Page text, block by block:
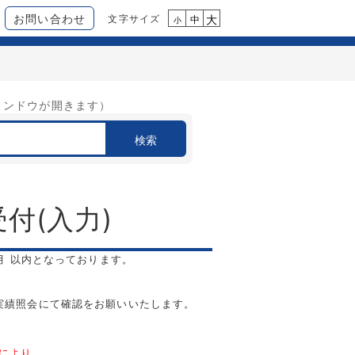
お問い合わせ 文字サイズ 小 中 大
ドウが開きます）
検索
付(入力)
以内となっております。
績照会にて確認をお願いいたします。